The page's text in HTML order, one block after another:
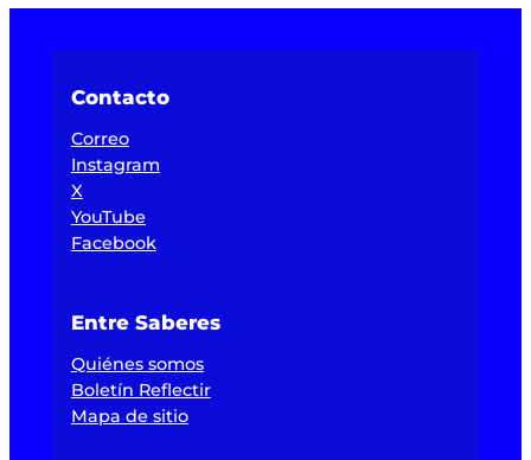
Contacto
Correo
Instagram
X
YouTube
Facebook
Entre Saberes
Quiénes somos
Boletín Reflectir
Mapa de sitio